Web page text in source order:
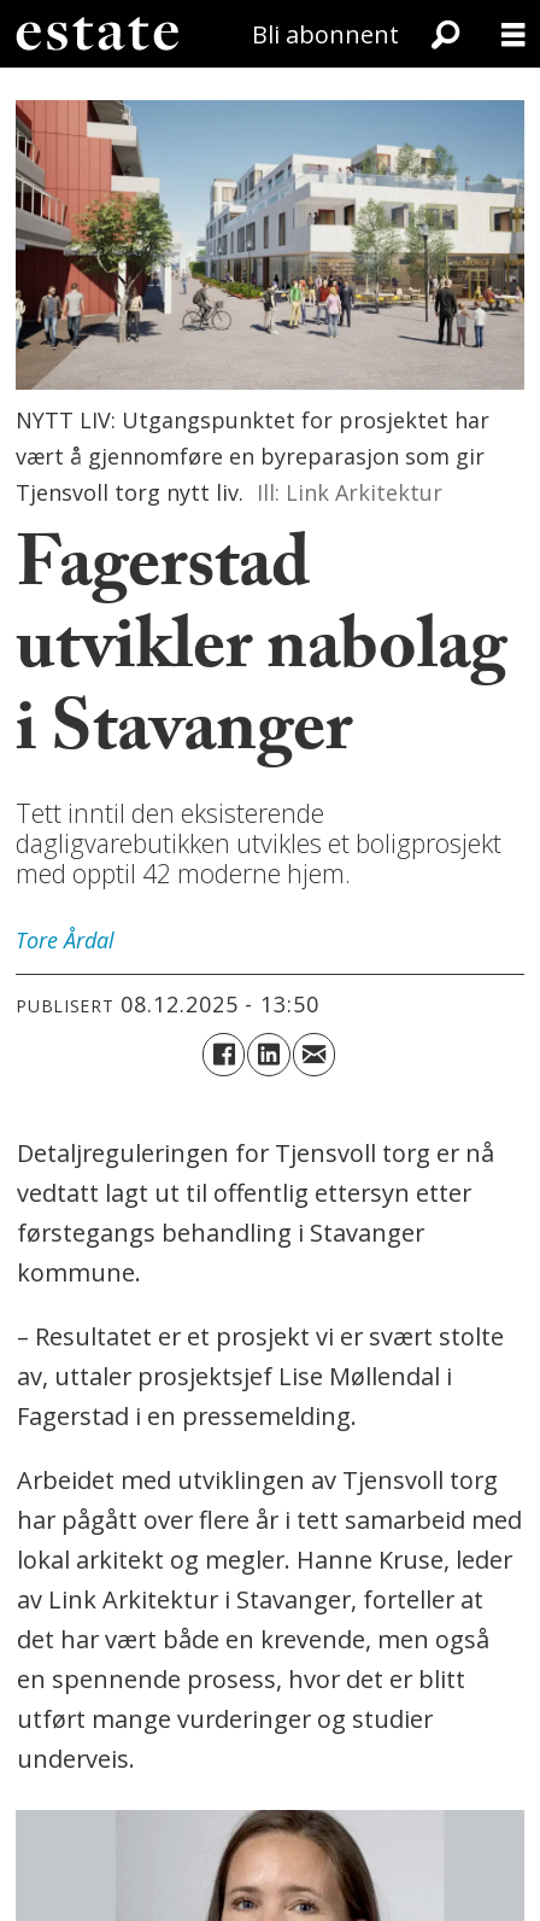
Bli abonnent
NYTT LIV: Utgangspunktet for prosjektet har
vært å gjennomføre en byreparasjon som gir
Tjensvoll torg nytt liv. Ill: Link Arkitektur
Fagerstad
utvikler nabolag
i Stavanger
Tett inntil den eksisterende
dagligvarebutikken utvikles et boligprosjekt
med opptil 42 moderne hjem.
Tore Årdal
PUBLISERT 08.12.2025 - 13:50
Detaljreguleringen for Tjensvoll torg er nå
vedtatt lagt ut til offentlig ettersyn etter
førstegangs behandling i Stavanger
kommune.
– Resultatet er et prosjekt vi er svært stolte
av, uttaler prosjektsjef Lise Møllendal i
Fagerstad i en pressemelding.
Arbeidet med utviklingen av Tjensvoll torg
har pågått over flere år i tett samarbeid med
lokal arkitekt og megler. Hanne Kruse, leder
av Link Arkitektur i Stavanger, forteller at
det har vært både en krevende, men også
en spennende prosess, hvor det er blitt
utført mange vurderinger og studier
underveis.